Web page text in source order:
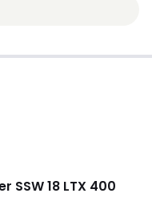
SSW 18 LTX 400